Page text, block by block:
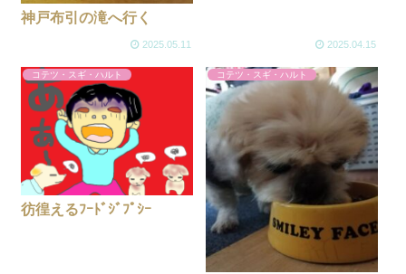
神戸布引の滝へ行く
2025.05.11 2025.04.15
コテツ・スギ・ハルト
彷徨えるﾌｰﾄﾞｼﾞﾌﾟｼｰ
コテツ・スギ・ハルト